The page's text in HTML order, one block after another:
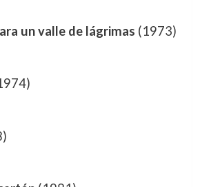
un valle de lágrimas (1973)